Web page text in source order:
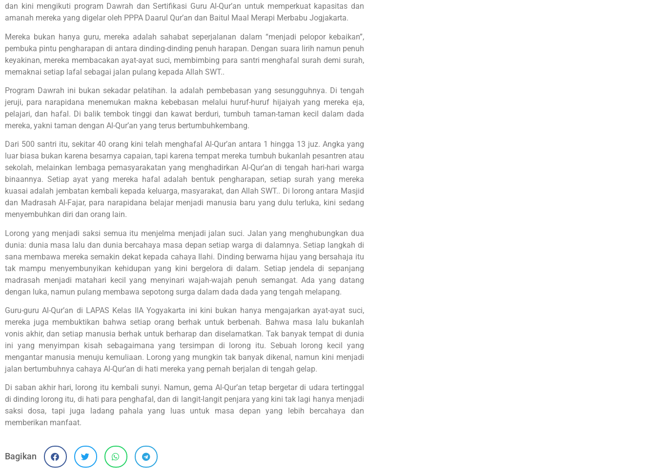
dan kini mengikuti program Dawrah dan Sertifikasi Guru Al-Qur’an untuk memperkuat kapasitas dan
amanah mereka yang digelar oleh PPPA Daarul Qur’an dan Baitul Maal Merapi Merbabu Jogjakarta.
Mereka bukan hanya guru, mereka adalah sahabat seperjalanan dalam “menjadi pelopor kebaikan”,
pembuka pintu pengharapan di antara dinding-dinding penuh harapan. Dengan suara lirih namun penuh
keyakinan, mereka membacakan ayat-ayat suci, membimbing para santri menghafal surah demi surah,
memaknai setiap lafal sebagai jalan pulang kepada Allah SWT..
Program Dawrah ini bukan sekadar pelatihan. Ia adalah pembebasan yang sesungguhnya. Di tengah
jeruji, para narapidana menemukan makna kebebasan melalui huruf-huruf hijaiyah yang mereka eja,
pelajari, dan hafal. Di balik tembok tinggi dan kawat berduri, tumbuh taman-taman kecil dalam dada
mereka, yakni taman dengan Al-Qur’an yang terus bertumbuhkembang.
Dari 500 santri itu, sekitar 40 orang kini telah menghafal Al-Qur’an antara 1 hingga 13 juz. Angka yang
luar biasa bukan karena besarnya capaian, tapi karena tempat mereka tumbuh bukanlah pesantren atau
sekolah, melainkan lembaga pemasyarakatan yang menghadirkan Al-Qur’an di tengah hari-hari warga
binaannya. Setiap ayat yang mereka hafal adalah bentuk pengharapan, setiap surah yang mereka
kuasai adalah jembatan kembali kepada keluarga, masyarakat, dan Allah SWT.. Di lorong antara Masjid
dan Madrasah Al-Fajar, para narapidana belajar menjadi manusia baru yang dulu terluka, kini sedang
menyembuhkan diri dan orang lain.
Lorong yang menjadi saksi semua itu menjelma menjadi jalan suci. Jalan yang menghubungkan dua
dunia: dunia masa lalu dan dunia bercahaya masa depan setiap warga di dalamnya. Setiap langkah di
sana membawa mereka semakin dekat kepada cahaya Ilahi. Dinding berwarna hijau yang bersahaja itu
tak mampu menyembunyikan kehidupan yang kini bergelora di dalam. Setiap jendela di sepanjang
madrasah menjadi matahari kecil yang menyinari wajah-wajah penuh semangat. Ada yang datang
dengan luka, namun pulang membawa sepotong surga dalam dada dada yang tengah melapang.
Guru-guru Al-Qur’an di LAPAS Kelas IIA Yogyakarta ini kini bukan hanya mengajarkan ayat-ayat suci,
mereka juga membuktikan bahwa setiap orang berhak untuk berbenah. Bahwa masa lalu bukanlah
vonis akhir, dan setiap manusia berhak untuk berharap dan diselamatkan. Tak banyak tempat di dunia
ini yang menyimpan kisah sebagaimana yang tersimpan di lorong itu. Sebuah lorong kecil yang
mengantar manusia menuju kemuliaan. Lorong yang mungkin tak banyak dikenal, namun kini menjadi
jalan bertumbuhnya cahaya Al-Qur’an di hati mereka yang pernah berjalan di tengah gelap.
Di saban akhir hari, lorong itu kembali sunyi. Namun, gema Al-Qur’an tetap bergetar di udara tertinggal
di dinding lorong itu, di hati para penghafal, dan di langit-langit penjara yang kini tak lagi hanya menjadi
saksi dosa, tapi juga ladang pahala yang luas untuk masa depan yang lebih bercahaya dan
memberikan manfaat.
Bagikan